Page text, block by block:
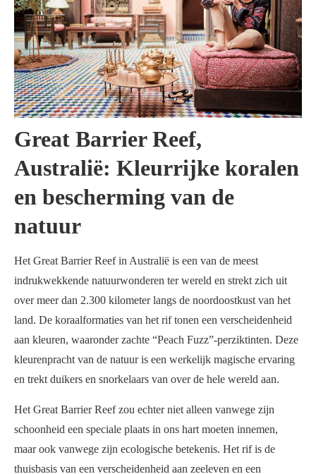
Great Barrier Reef,
Australië: Kleurrijke koralen
en bescherming van de
natuur
Het Great Barrier Reef in Australië is een van de meest
indrukwekkende natuurwonderen ter wereld en strekt zich uit
over meer dan 2.300 kilometer langs de noordoostkust van het
land. De koraalformaties van het rif tonen een verscheidenheid
aan kleuren, waaronder zachte “Peach Fuzz”-perziktinten. Deze
kleurenpracht van de natuur is een werkelijk magische ervaring
en trekt duikers en snorkelaars van over de hele wereld aan.
Het Great Barrier Reef zou echter niet alleen vanwege zijn
schoonheid een speciale plaats in ons hart moeten innemen,
maar ook vanwege zijn ecologische betekenis. Het rif is de
thuisbasis van een verscheidenheid aan zeeleven en een